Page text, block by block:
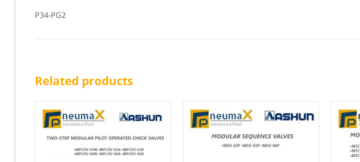
P34-PG2
Related products